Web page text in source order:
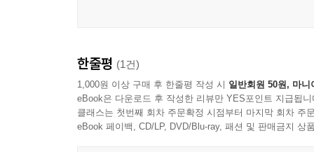
한줄평 (1건)
1,000원 이상 구매 후 한줄평 작성 시 일반회원 50원, 마니
eBook은 다운로드 후 작성한 리뷰만 YES포인트 지급됩니
클래스는 첫번째 회차 주문확정 시점부터 마지막 회차 주
eBook 페이백, CD/LP, DVD/Blu-ray, 패션 및 판매금지 상